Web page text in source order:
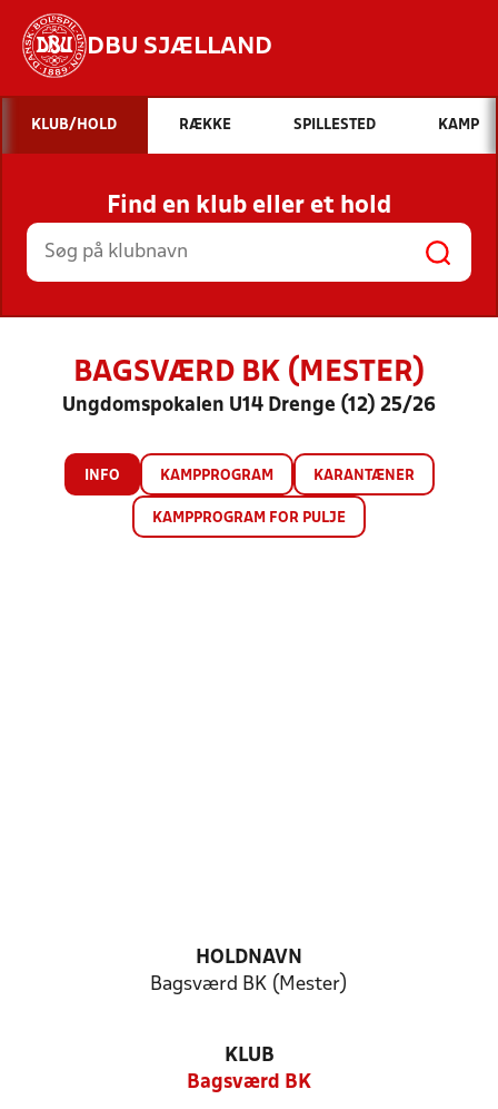
DBU SJÆLLAND
Hvad vil du søge efter?
INDHOLD OG NYHEDER
STILLINGER, RESULTATER, KLUBBER OG
HOLD
KLUB/HOLD RÆKKE SPILLESTED KAMP
Find en klub eller et hold
BAGSVÆRD BK (MESTER)
Ungdomspokalen U14 Drenge (12) 25/26
INFO KAMPPROGRAM KARANTÆNER
KAMPPROGRAM FOR PULJE
HOLDNAVN
Bagsværd BK (Mester)
KLUB
Bagsværd BK